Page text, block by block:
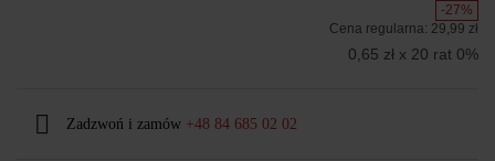
-27%
Cena regularna: 29,99 zł
0,65 zł x 20 rat 0%
Zadzwoń i zamów +48 84 685 02 02